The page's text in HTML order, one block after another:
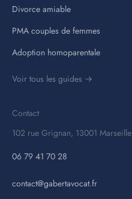
Divorce amiable
PMA couples de femmes
Adoption homoparentale
Voir tous les guides →
Contact
102 rue Grignan, 13001 Marseille
06 79 41 70 28
contact@gabertavocat.fr